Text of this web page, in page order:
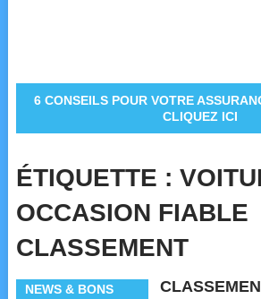
6 CONSEILS POUR VOTRE
CLIQUEZ ICI
ÉTIQUETTE :
OCCASION FIABLE
CLASSEMENT
NEWS & BONS